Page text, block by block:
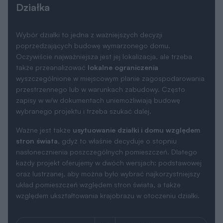
Działka
Wybór działki to jedna z ważniejszych decyzji
poprzedzających budowę wymarzonego domu.
Oczywiście najważniejsza jest jej lokalizacja, ale trzeba
także przeanalizować lokalne ograniczenia
wyszczególnione w miejscowym planie zagospodarowania
przestrzennego lub w warunkach zabudowy. Często
zapisy w w/w dokumentach uniemożliwiają budowę
wybranego projektu i trzeba szukać dalej.
Ważne jest także usytuowanie działki i domu względem
stron świata, gdyż to właśnie decyduje o stopniu
nasłonecznienia poszczególnych pomieszczeń. Dlatego
każdy projekt oferujemy w dwóch wersjach: podstawowej
oraz lustrzanej, aby można było wybrać najkorzystniejszy
układ pomieszczeń względem stron świata, a także
względem ukształtowania krajobrazu w otoczeniu działki.